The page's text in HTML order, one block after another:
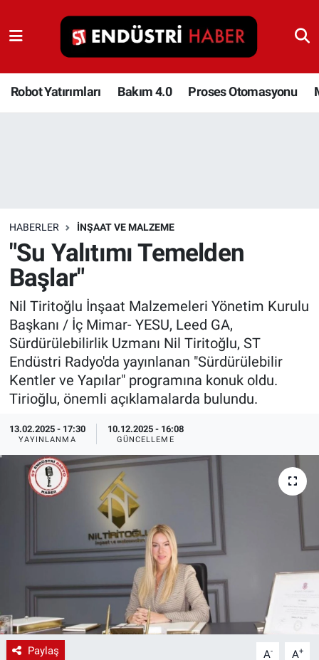
Robot Yatırımları Bakım 4.0 Proses Otomasyonu
HABERLER İNŞAAT VE MALZEME
"Su Yalıtımı Temelden
Başlar"
Nil Tiritoğlu İnşaat Malzemeleri Yönetim Kurulu
Başkanı / İç Mimar- YESU, Leed GA,
Sürdürülebilirlik Uzmanı Nil Tiritoğlu, ST
Endüstri Radyo'da yayınlanan "Sürdürülebilir
Kentler ve Yapılar" programına konuk oldu.
Tirioğlu, önemli açıklamalarda bulundu.
13.02.2025 - 17:30
YAYINLANMA
10.12.2025 - 16:08
GÜNCELLEME
Paylaş A- A+
Robot Yatırımları
Bakım 4.0
Depolama Çözümleri
İnşaat ve Malzeme
HaberOrtak
EndüstriST
Enerjisini Üreten Fabrikalar
Ağır Sanayi Çözümleri